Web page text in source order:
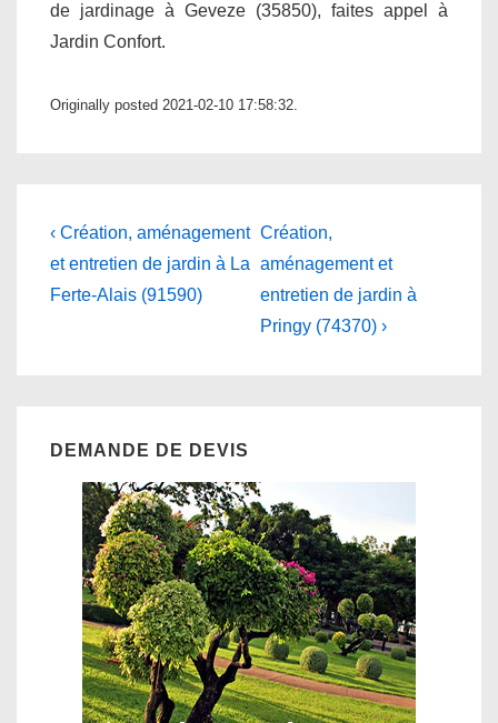
de jardinage à Geveze (35850), faites appel à
Jardin Confort.
Originally posted 2021-02-10 17:58:32.
Navigation
de
l’article
Previous
Post
is
‹ Création, aménagement
et entretien de jardin à La
Ferte-Alais (91590)
Next
Post
is
Création,
aménagement et
entretien de jardin à
Pringy (74370) ›
DEMANDE DE DEVIS